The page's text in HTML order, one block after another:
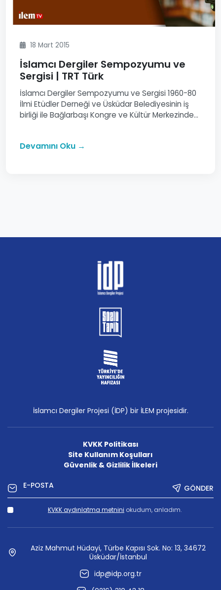
18 Mart 2015
İslamcı Dergiler Sempozyumu ve
Sergisi | TRT Türk
İslamcı Dergiler Sempozyumu ve Sergisi 1960-80
İlmi Etüdler Derneği ve Üsküdar Belediyesinin iş
birliği ile Bağlarbaşı Kongre ve Kültür Merkezinde...
Devamını Oku →
İslamcı Dergiler Projesi (İDP) bir İLEM projesidir.
KVKK Politikası
Site Kullanım Koşulları
Güvenlik & Gizlilik İlkeleri
GÖNDER
KVKK aydınlatma metnini okudum, anladım.
Aziz Mahmut Hüdayi, Türbe Kapısı Sok. No: 13, 34672
Üsküdar/İstanbul
idp@idp.org.tr